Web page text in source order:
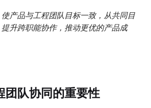
产品与工程团队目标一致，从共同目
升跨职能协作，推动更优的产品成
团队协同的重要性